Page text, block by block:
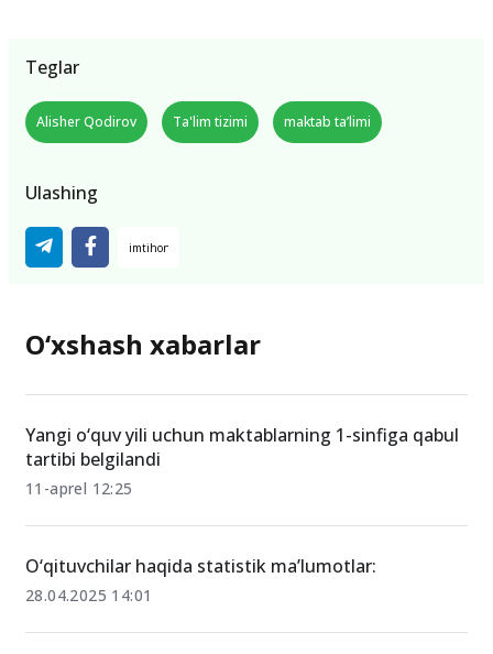
Teglar
Alisher Qodirov Ta'lim tizimi maktab ta’limi
Ulashing
O‘xshash xabarlar
Yangi o‘quv yili uchun maktablarning 1-sinfiga qabul
tartibi belgilandi
11-aprel 12:25
O‘qituvchilar haqida statistik maʼlumotlar:
28.04.2025 14:01